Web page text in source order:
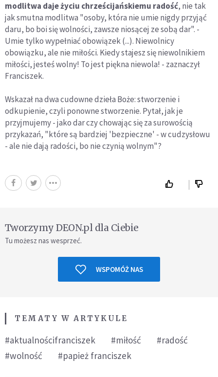
modlitwa daje życiu chrześcijańskiemu radość, nie tak
jak smutna modlitwa "osoby, która nie umie nigdy przyjąć
daru, bo boi się wolności, zawsze niosącej ze sobą dar". -
Umie tylko wypełniać obowiązek (...). Niewolnicy
obowiązku, ale nie miłości. Kiedy stajesz się niewolnikiem
miłości, jesteś wolny! To jest piękna niewola! - zaznaczył
Franciszek.
Wskazał na dwa cudowne dzieła Boże: stworzenie i
odkupienie, czyli ponowne stworzenie. Pytał, jak je
przyjmujemy - jako dar czy chowając się za surowością
przykazań, "które są bardziej 'bezpieczne' - w cudzysłowu
- ale nie dają radości, bo nie czynią wolnym"?
Tworzymy DEON.pl dla Ciebie
Tu możesz nas wesprzeć.
WSPOMÓŻ NAS
TEMATY W ARTYKULE
#aktualnościfranciszek #miłość
#radość
#wolność
#papież franciszek